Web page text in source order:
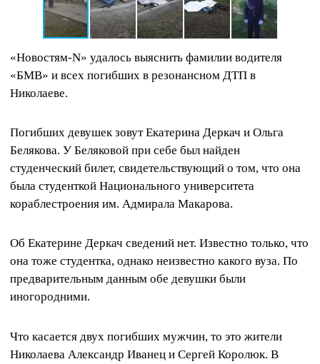
«Новостям-N» удалось выяснить фамилии водителя
«БМВ» и всех погибших в резонансном ДТП в
Николаеве.
Погибших девушек зовут Екатерина Деркач и Ольга
Белякова. У Беляковой при себе был найден
студенческий билет, свидетельствующий о том, что она
была студенткой Национального университета
кораблестроения им. Адмирала Макарова.
Об Екатерине Деркач сведений нет. Известно только, что
она тоже студентка, однако неизвестно какого вуза. По
предварительным данным обе девушки были
иногородними.
Что касается двух погибших мужчин, то это жители
Николаева Александр Иванец и Сергей Королюк. В